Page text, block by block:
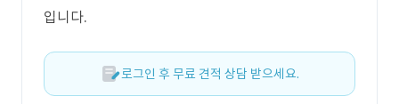
입니다.
로그인 후 무료 견적 상담 받으세요.